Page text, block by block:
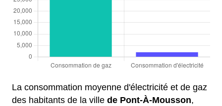
La consommation moyenne d'électricité et de gaz
des habitants de la ville de Pont-À-Mousson,